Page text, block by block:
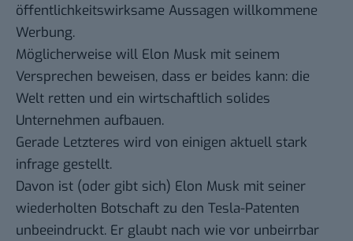
öffentlichkeitswirksame Aussagen willkommene
Werbung.
Möglicherweise will Elon Musk mit seinem
Versprechen beweisen, dass er beides kann: die
Welt retten und ein wirtschaftlich solides
Unternehmen aufbauen.
Gerade Letzteres wird von einigen aktuell stark
infrage gestellt.
Davon ist (oder gibt sich) Elon Musk mit seiner
wiederholten Botschaft zu den Tesla-Patenten
unbeeindruckt. Er glaubt nach wie vor unbeirrbar